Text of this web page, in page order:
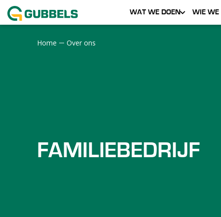
WAT WE DOEN WIE
Home Over ons
FAMILIEBEDRIJF